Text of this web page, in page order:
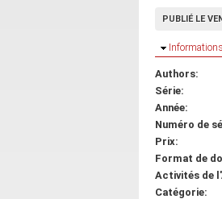
PUBLIÉ LE
Masquer
Authors:
Série:
Année:
Numéro de
Prix:
Format de
Activités de
Catégorie: